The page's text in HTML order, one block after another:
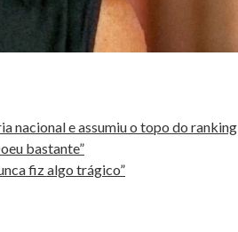
nacional e assumiu o topo do ranking
bastante”
fiz algo trágico”